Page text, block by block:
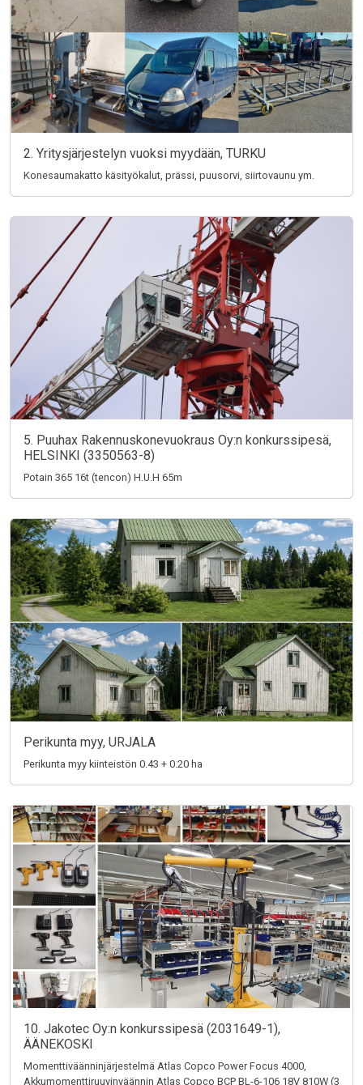
2. Yritysjärjestelyn vuoksi myydään, TURKU
Konesaumakatto käsityökalut, prässi, puusorvi, siirtovaunu ym.
5. Puuhax Rakennuskonevuokraus Oy:n konkurssipesä,
HELSINKI (3350563-8)
Potain 365 16t (tencon) H.U.H 65m
Perikunta myy, URJALA
Perikunta myy kiinteistön 0.43 + 0.20 ha
10. Jakotec Oy:n konkurssipesä (2031649-1),
ÄÄNEKOSKI
Momenttiväänninjärjestelmä Atlas Copco Power Focus 4000,
Akkumomenttiruuvinväännin Atlas Copco BCP BL-6-106 18V 810W (3